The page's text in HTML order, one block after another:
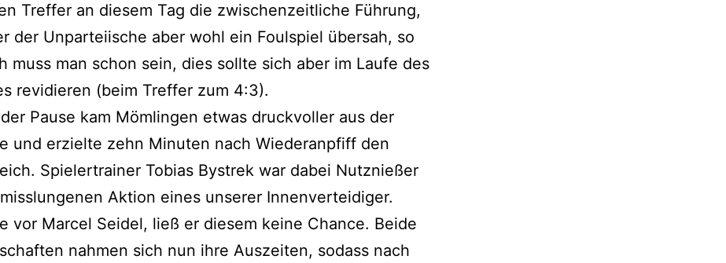
Treffer an diesem Tag die zwischenzeitliche Führung,
der Unparteiische aber wohl ein Foulspiel übersah, so
muss man schon sein, dies sollte sich aber im Laufe des
revidieren (beim Treffer zum 4:3).
Pause kam Mömlingen etwas druckvoller aus der
und erzielte zehn Minuten nach Wiederanpfiff den
Spielertrainer Tobias Bystrek war dabei Nutznießer
Aktion eines unserer Innenverteidiger.
vor Marcel Seidel, ließ er diesem keine Chance. Beide
nahmen sich nun ihre Auszeiten, sodass nach